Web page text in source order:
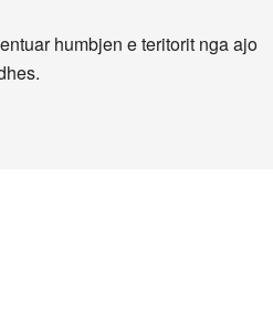
humbjen e teritorit nga ajo